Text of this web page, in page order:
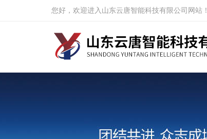
您好，欢迎进入山东云唐智能科技有限公司网站！